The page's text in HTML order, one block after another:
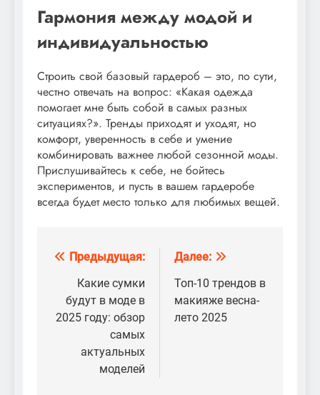
Гармония между модой и
индивидуальностью
Строить свой базовый гардероб – это, по сути,
честно отвечать на вопрос: «Какая одежда
помогает мне быть собой в самых разных
ситуациях?». Тренды приходят и уходят, но
комфорт, уверенность в себе и умение
комбинировать важнее любой сезонной моды.
Прислушивайтесь к себе, не бойтесь
экспериментов, и пусть в вашем гардеробе
всегда будет место только для любимых вещей.
Навигация
записям
Предыдущая:
Какие сумки
будут в моде в
2025 году: обзор
самых
актуальных
моделей
Далее:
Топ-10 трендов в
макияже весна-
лето 2025